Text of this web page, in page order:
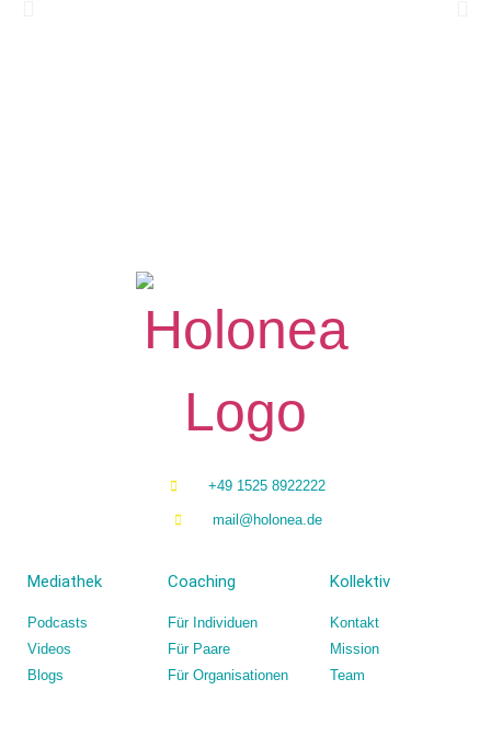
+49 1525 8922222
mail@holonea.de
Mediathek
Podcasts
Videos
Blogs
Coaching
Für Individuen
Für Paare
Für Organisationen
Kollektiv
Kontakt
Mission
Team